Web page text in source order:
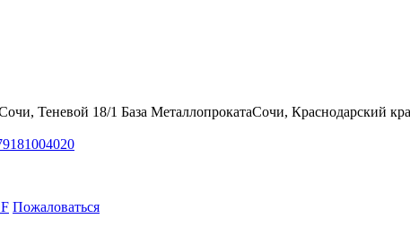
, Теневой 18/1 База МеталлопрокатаСочи, Краснодарский
Пожаловаться